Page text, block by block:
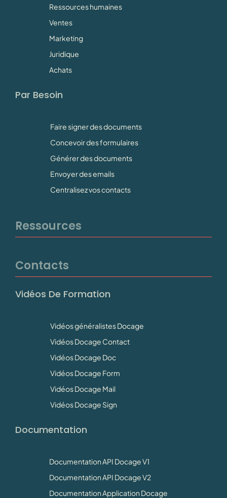
Ressources humaines
Ventes
Marketing
Juridique
Achats
Par Besoin
Faire signer des documents
Concevoir des formulaires
Générer des documents
Envoyer des emails
Centralisez vos contacts
Ressources
Contacts
Vidéos De Formation
Vidéos généralistes Docage
Vidéos Docage Contact
Vidéos Docage Doc
Vidéos Docage Form
Vidéos Docage Mail
Vidéos Docage Sign
Documentation
Documentation API Docage V1
Documentation API Docage V2
Documentation Application Docage